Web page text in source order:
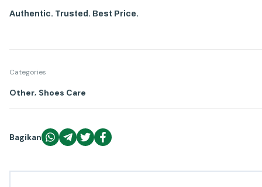
Authentic. Trusted. Best Price.
Categories
Other Shoes Care
Bagikan